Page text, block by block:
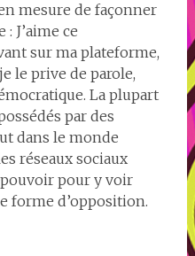
mesure de façonner
J’aime ce
sur ma plateforme,
le prive de parole,
La plupart
par des
dans le monde
réseaux sociaux
pour y voir
forme d’opposition.